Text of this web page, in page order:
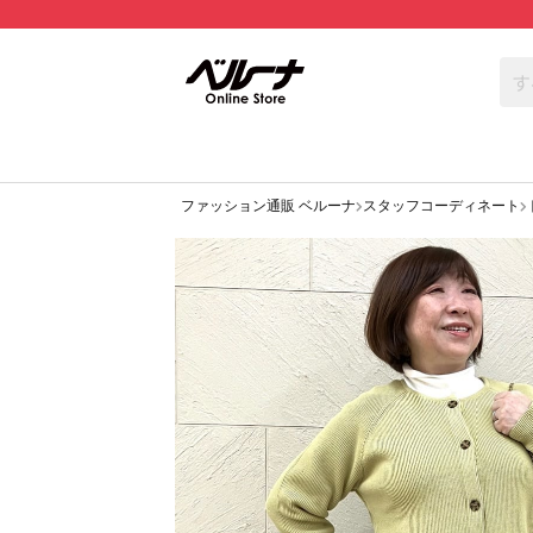
ファッション通販 ベルーナ スタッフコーディネート